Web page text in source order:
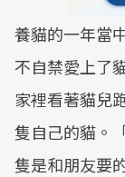
養貓的一年當
不自禁愛上了
家裡看著貓兒
隻自己的貓。
隻是和朋友要